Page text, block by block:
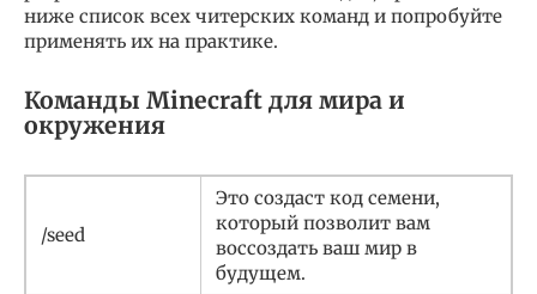
ниже список всех читерских команд и попробуйте
применять их на практике.
Команды Minecraft для мира и
окружения
/seed
Это создаст код семени,
который позволит вам
воссоздать ваш мир в
будущем.